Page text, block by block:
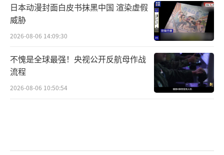
日本动漫封面白皮书抹黑中国 渲染虚假
威胁
2026-08-06 14:09:30
不愧是全球最强！央视公开反航母作战
流程
2026-08-06 10:50:54